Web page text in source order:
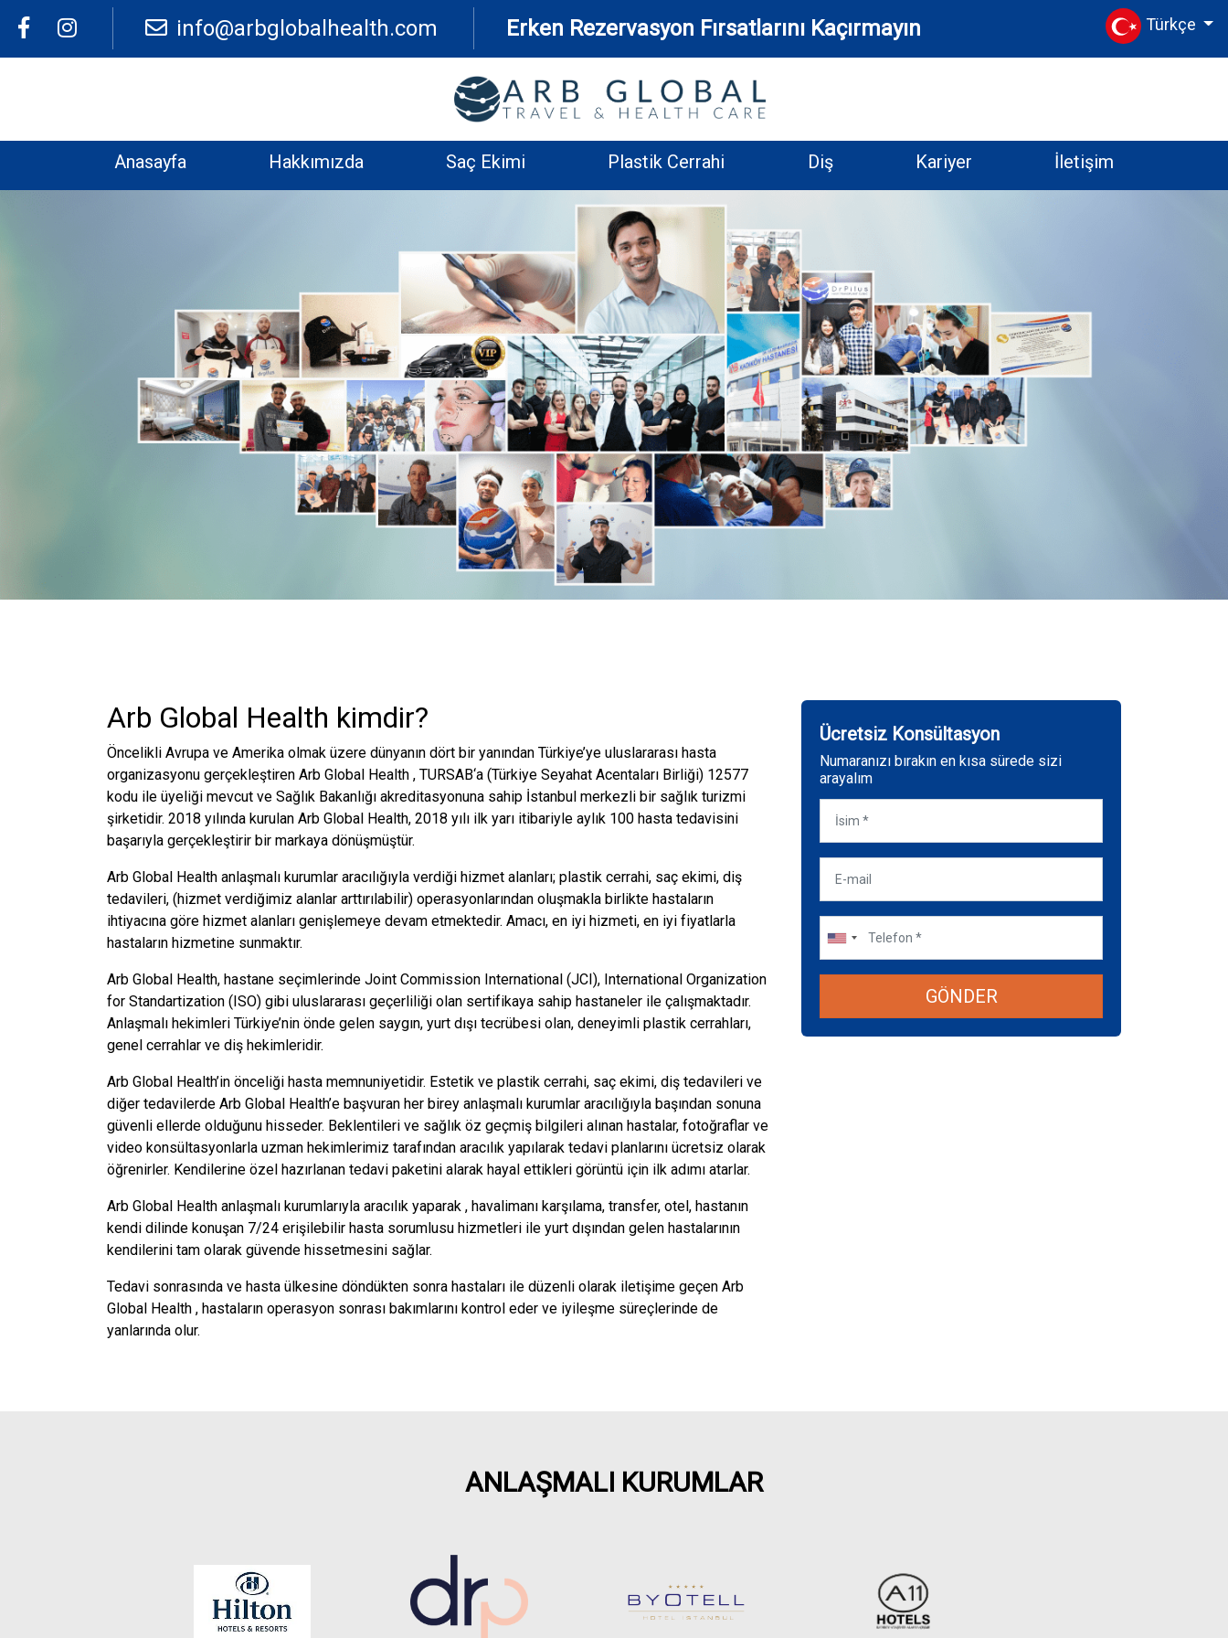
FacebookInstagraminfo@arbglobalhealth.com Erken Rezervasyon Fırsatlarını Kaçırmayın Türkçe
Anasayfa Hakkımızda Saç Ekimi Plastik Cerrahi Diş Kariyer İletişim
Arb Global Health kimdir?
Öncelikli Avrupa ve Amerika olmak üzere dünyanın dört bir yanından Türkiye’ye uluslararası hasta
organizasyonu gerçekleştiren Arb Global Health , TURSAB‘a (Türkiye Seyahat Acentaları Birliği) 12577
kodu ile üyeliği mevcut ve Sağlık Bakanlığı akreditasyonuna sahip İstanbul merkezli bir sağlık turizmi
şirketidir. 2018 yılında kurulan Arb Global Health, 2018 yılı ilk yarı itibariyle aylık 100 hasta tedavisini
başarıyla gerçekleştirir bir markaya dönüşmüştür.
Arb Global Health anlaşmalı kurumlar aracılığıyla verdiği hizmet alanları; plastik cerrahi, saç ekimi, diş
tedavileri, (hizmet verdiğimiz alanlar arttırılabilir) operasyonlarından oluşmakla birlikte hastaların
ihtiyacına göre hizmet alanları genişlemeye devam etmektedir. Amacı, en iyi hizmeti, en iyi fiyatlarla
hastaların hizmetine sunmaktır.
Arb Global Health, hastane seçimlerinde Joint Commission International (JCI), International Organization
for Standartization (ISO) gibi uluslararası geçerliliği olan sertifikaya sahip hastaneler ile çalışmaktadır.
Anlaşmalı hekimleri Türkiye’nin önde gelen saygın, yurt dışı tecrübesi olan, deneyimli plastik cerrahları,
genel cerrahlar ve diş hekimleridir.
Arb Global Health’in önceliği hasta memnuniyetidir. Estetik ve plastik cerrahi, saç ekimi, diş tedavileri ve
diğer tedavilerde Arb Global Health’e başvuran her birey anlaşmalı kurumlar aracılığıyla başından sonuna
güvenli ellerde olduğunu hisseder. Beklentileri ve sağlık öz geçmiş bilgileri alınan hastalar, fotoğraflar ve
video konsültasyonlarla uzman hekimlerimiz tarafından aracılık yapılarak tedavi planlarını ücretsiz olarak
öğrenirler. Kendilerine özel hazırlanan tedavi paketini alarak hayal ettikleri görüntü için ilk adımı atarlar.
Arb Global Health anlaşmalı kurumlarıyla aracılık yaparak , havalimanı karşılama, transfer, otel, hastanın
kendi dilinde konuşan 7/24 erişilebilir hasta sorumlusu hizmetleri ile yurt dışından gelen hastalarının
kendilerini tam olarak güvende hissetmesini sağlar.
Tedavi sonrasında ve hasta ülkesine döndükten sonra hastaları ile düzenli olarak iletişime geçen Arb
Global Health , hastaların operasyon sonrası bakımlarını kontrol eder ve iyileşme süreçlerinde de
yanlarında olur.
Ücretsiz Konsültasyon
Numaranızı bırakın en kısa sürede sizi
arayalım
GÖNDER
ANLAŞMALI KURUMLAR